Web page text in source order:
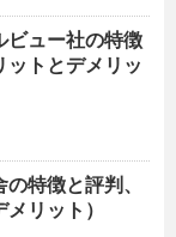
ビュー社の特徴
ットとデメリッ
の特徴と評判、
リット）